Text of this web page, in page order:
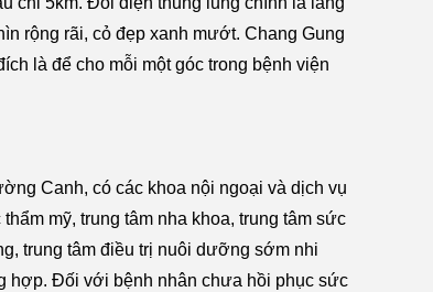
Sắp xếp nơi ở
bệnh
Mạng không dây
rộng rãi, cỏ đẹp xanh mướt. Chang Gung
là để cho mỗi một góc trong bệnh viện
Canh, có các khoa nội ngoại và dịch vụ
mỹ, trung tâm nha khoa, trung tâm sức
trung tâm điều trị nuôi dưỡng sớm nhi
hợp. Đối với bệnh nhân chưa hồi phục sức